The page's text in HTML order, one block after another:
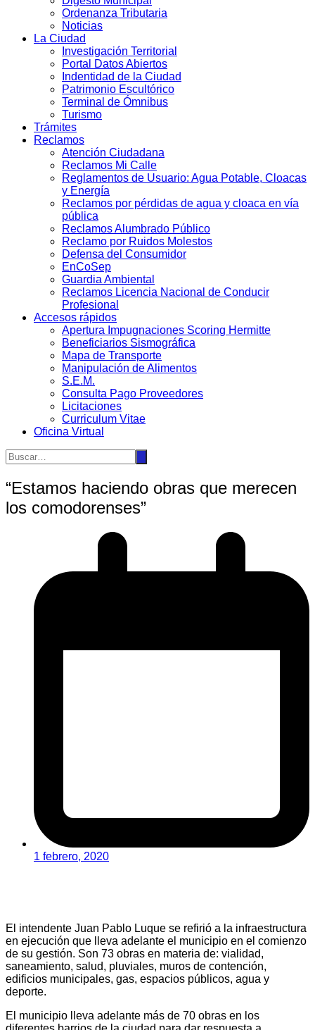
Ordenanza Tributaria
Noticias
La Ciudad
Investigación Territorial
Portal Datos Abiertos
Indentidad de la Ciudad
Patrimonio Escultórico
Terminal de Ómnibus
Turismo
Trámites
Reclamos
Atención Ciudadana
Reclamos Mi Calle
Reglamentos de Usuario: Agua Potable, Cloacas
y Energía
Reclamos por pérdidas de agua y cloaca en vía
pública
Reclamos Alumbrado Público
Reclamo por Ruidos Molestos
Defensa del Consumidor
EnCoSep
Guardia Ambiental
Reclamos Licencia Nacional de Conducir
Profesional
Accesos rápidos
Apertura Impugnaciones Scoring Hermitte
Beneficiarios Sismográfica
Mapa de Transporte
Manipulación de Alimentos
S.E.M.
Consulta Pago Proveedores
Licitaciones
Curriculum Vitae
Oficina Virtual
“Estamos haciendo obras que merecen
los comodorenses”
1 febrero, 2020
El intendente Juan Pablo Luque se refirió a la infraestructura
en ejecución que lleva adelante el municipio en el comienzo
de su gestión. Son 73 obras en materia de: vialidad,
saneamiento, salud, pluviales, muros de contención,
edificios municipales, gas, espacios públicos, agua y
deporte.
El municipio lleva adelante más de 70 obras en los